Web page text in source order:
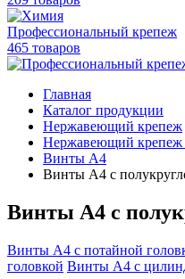
Профессиональный крепеж
465 товаров
Главная
Каталог продукции
Нержавеющий крепеж
Нержавеющий
Винты А4
Винты А4 с
Винты А4 с
Винты А4 с потайной
головкой Винты А4 с